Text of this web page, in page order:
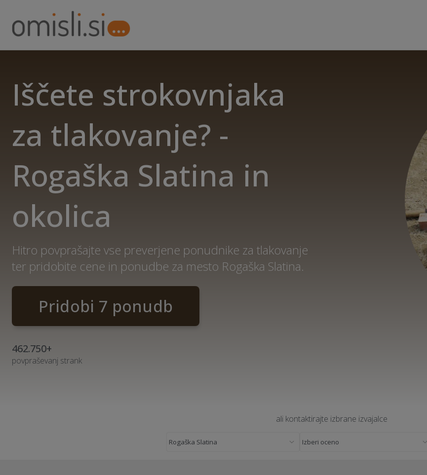
Iščete strokovnjaka
za tlakovanje? -
Rogaška Slatina in
okolica
Hitro povprašajte vse preverjene ponudnike za tlakovanje
ter pridobite cene in ponudbe za mesto Rogaška Slatina.
Pridobi 7 ponudb
462.750+
povpraševanj strank
ali kontaktirajte izbrane izvajalce